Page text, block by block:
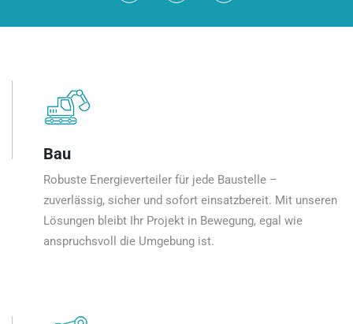
Bau
Robuste Energieverteiler für jede Baustelle –
zuverlässig, sicher und sofort einsatzbereit. Mit unseren
Lösungen bleibt Ihr Projekt in Bewegung, egal wie
anspruchsvoll die Umgebung ist.